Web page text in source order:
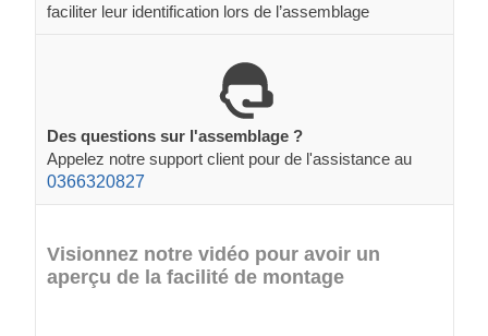
faciliter leur identification lors de l’assemblage
Des questions sur l'assemblage ?
Appelez notre support client pour de l'assistance au
0366320827
Visionnez notre vidéo pour avoir un
aperçu de la facilité de montage